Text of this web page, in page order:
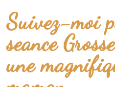
Suivez-moi
seance
une